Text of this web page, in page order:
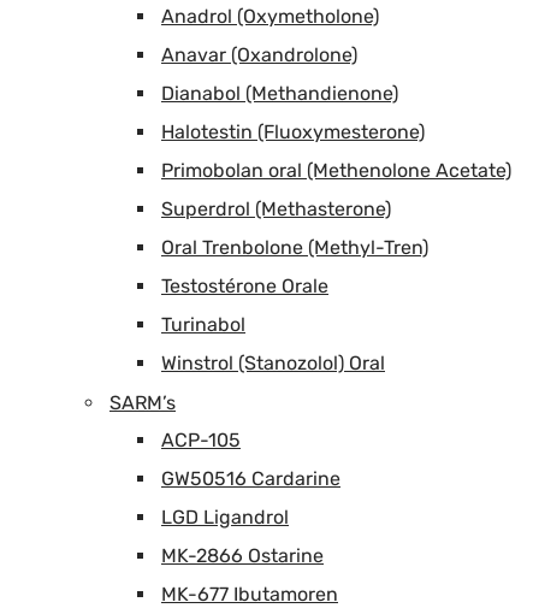
Anadrol (Oxymetholone)
Anavar (Oxandrolone)
Dianabol (Methandienone)
Halotestin (Fluoxymesterone)
Primobolan oral (Methenolone Acetate)
Superdrol (Methasterone)
Oral Trenbolone (Methyl-Tren)
Testostérone Orale
Turinabol
Winstrol (Stanozolol) Oral
SARM’s
ACP-105
GW50516 Cardarine
LGD Ligandrol
MK-2866 Ostarine
MK-677 Ibutamoren